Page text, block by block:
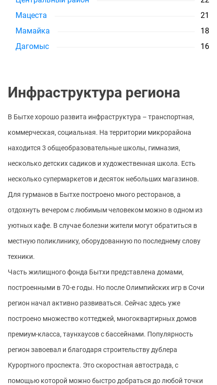
Мацеста
21
Мамайка
18
Дагомыс
16
Инфраструктура региона
В Бытхе хорошо развита инфраструктура – транспортная,
коммерческая, социальная. На территории микрорайона
находится 3 общеобразовательные школы, гимназия,
несколько детских садиков и художественная школа. Есть
несколько супермаркетов и десяток небольших магазинов.
Для гурманов в Бытхе построено много ресторанов, а
отдохнуть вечером с любимым человеком можно в одном из
уютных кафе. В случае болезни жители могут обратиться в
местную поликлинику, оборудованную по последнему слову
техники.
Часть жилищного фонда Бытхи представлена домами,
построенными в 70-е годы. Но после Олимпийских игр в Сочи
регион начал активно развиваться. Сейчас здесь уже
построено множество коттеджей, многоквартирных домов
премиум-класса, таунхаусов с бассейнами. Популярность
регион завоевал и благодаря строительству дублера
Курортного проспекта. Это скоростная автострада, с
помощью которой можно быстро добраться до любой точки